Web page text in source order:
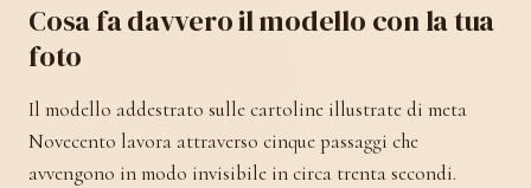
Cosa fa davvero il modello con la tua
foto
Il modello addestrato sulle cartoline illustrate di meta
Novecento lavora attraverso cinque passaggi che
avvengono in modo invisibile in circa trenta secondi.